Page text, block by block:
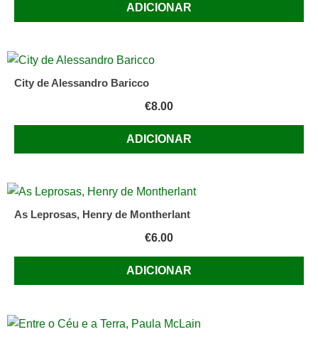
ADICIONAR
City de Alessandro Baricco
€8.00
ADICIONAR
As Leprosas, Henry de Montherlant
€6.00
ADICIONAR